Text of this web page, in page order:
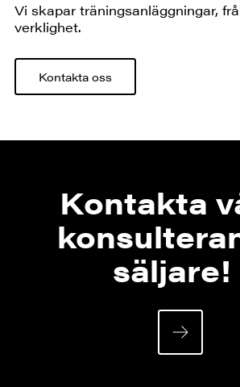
Vi skapar träningsanläggningar,
verklighet.
Kontakta oss
Kontakta
säljare!